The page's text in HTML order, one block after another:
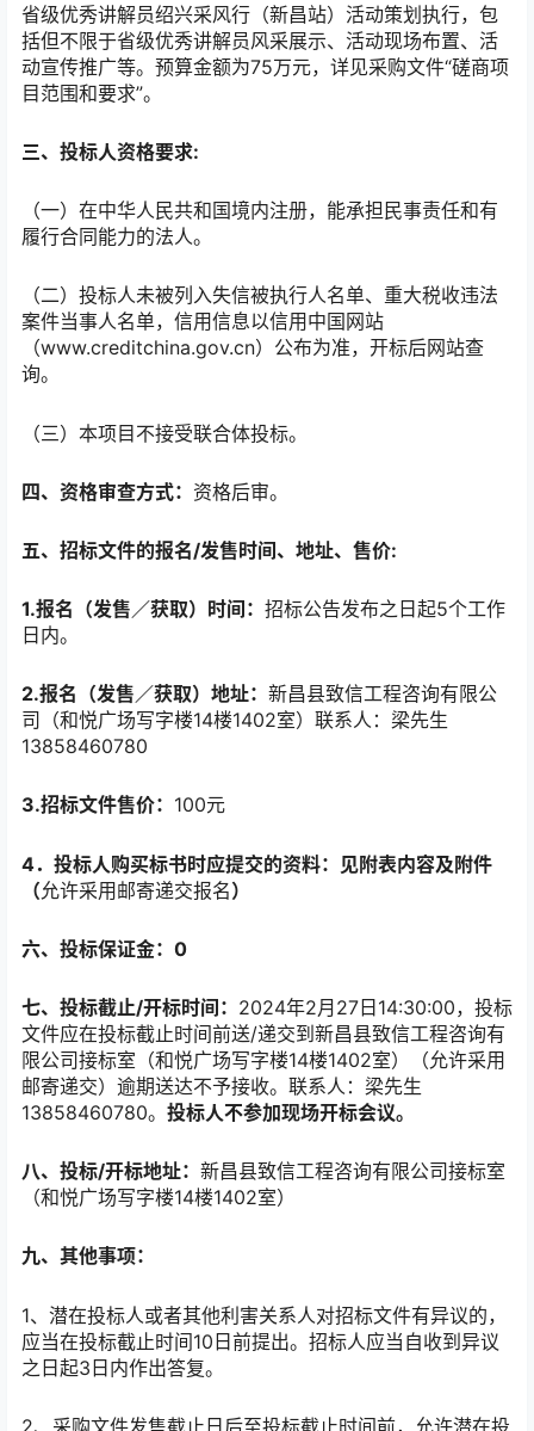
省级优秀讲解员绍兴采风行（新昌站）活动策划执行，包
括但不限于省级优秀讲解员风采展示、活动现场布置、活
动宣传推广等。预算金额为75万元，详见采购文件“磋商项
目范围和要求”。
三、投标人资格要求:
（一）在中华人民共和国境内注册，能承担民事责任和有
履行合同能力的法人。
（二）投标人未被列入失信被执行人名单、重大税收违法
案件当事人名单，信用信息以信用中国网站
（www.creditchina.gov.cn）公布为准，开标后网站查
询。
（三）本项目不接受联合体投标。
四、资格审查方式： 资格后审。
五、 招标文件的报名/发售时间、地址、售价:
1.报名（发售／获取）时间： 招标公告发布之日起5个工作
日内。
2.报名（发售／获取）地址： 新昌县致信工程咨询有限公
司（和悦广场写字楼14楼1402室）联系人：梁先生
13858460780
3.招标文件售价： 100元
4．投标人购买标书时应提交的资料：见附表内容及附件
（允许采用邮寄递交报名）
六、投标保证金：0
七、投标截止/开标时间： 2024年2月27日14:30:00，投标
文件应在投标截止时间前送/递交到新昌县致信工程咨询有
限公司接标室（和悦广场写字楼14楼1402室）（允许采用
邮寄递交）逾期送达不予接收。联系人：梁先生
13858460780。 投标人不参加现场开标会议。
八、投标/开标地址： 新昌县致信工程咨询有限公司接标室
（和悦广场写字楼14楼1402室）
九、其他事项：
1、潜在投标人或者其他利害关系人对招标文件有异议的，
应当在投标截止时间10日前提出。招标人应当自收到异议
之日起3日内作出答复。
2、采购文件发售截止日后至投标截止时间前，允许潜在投